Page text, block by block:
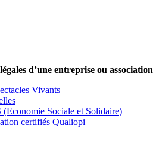
d’une entreprise ou association
Vivants
(Economie Sociale et Solidaire)
certifiés Qualiopi